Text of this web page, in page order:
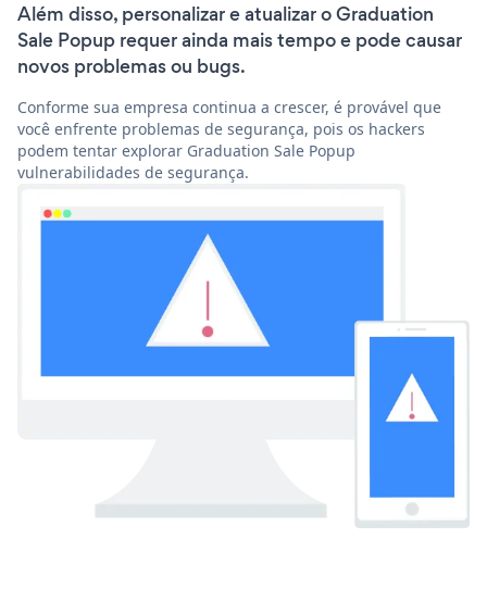
Além disso, personalizar e atualizar o Graduation
Sale Popup requer ainda mais tempo e pode causar
novos problemas ou bugs.
Conforme sua empresa continua a crescer, é provável que
você enfrente problemas de segurança, pois os hackers
podem tentar explorar Graduation Sale Popup
vulnerabilidades de segurança.